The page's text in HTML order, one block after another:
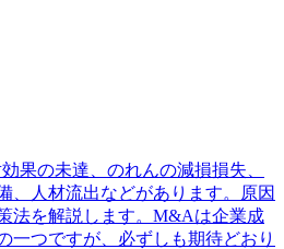
果の未達、のれんの減損損失、
、人材流出などがあります。原因
法を解説します。M&Aは企業成
一つですが、必ずしも期待どおり